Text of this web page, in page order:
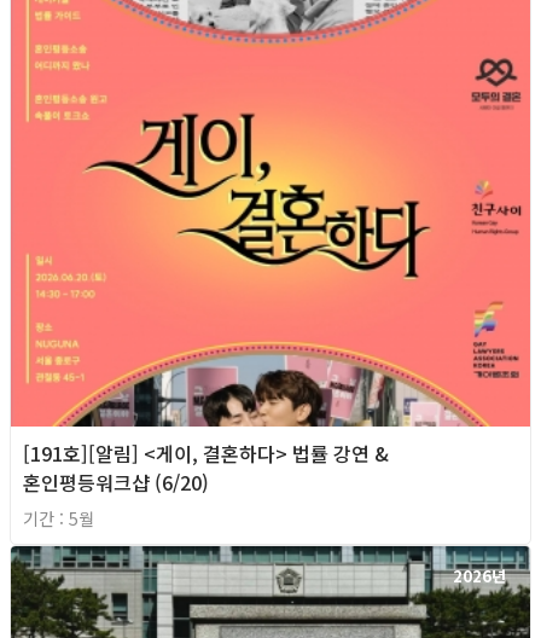
[191호][알림] <게이, 결혼하다> 법률 강연 &
혼인평등워크샵 (6/20)
기간 : 5월
2026년